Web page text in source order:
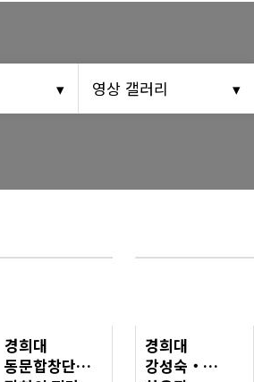
영상 갤러리
경희대
동문합창단
경희대
강성숙‧